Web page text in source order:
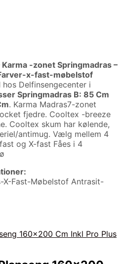
Karma -zonet Springmadras –
x-fast-møbelstof
hos Delfinsengecenter i
Springmadras B: 85 Cm
. Karma Madras7-zonet
fjedre. Cooltex -breeze
Cooltex skum har kølende,
antimug. Vælg mellem 4
og X-fast Fåes i 4
X-Fast-Møbelstof Antrasit-